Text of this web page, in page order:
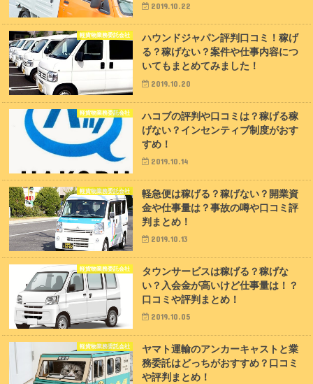
2019.10.22
軽貨物業務委託会社
ハウンドジャパン評判口コミ！稼げ
る？稼げない？案件や仕事内容につ
いてもまとめてみました！
2019.10.20
軽貨物業務委託会社
ハコブの評判や口コミは？稼げる稼
げない？インセンティブ制度がおす
すめ！
2019.10.14
軽貨物業務委託会社
軽急便は稼げる？稼げない？開業資
金や仕事量は？事故の噂や口コミ評
判まとめ！
2019.10.13
軽貨物業務委託会社
タウンサービスは稼げる？稼げな
い？入会金が高いけど仕事量は！？
口コミや評判まとめ！
2019.10.05
軽貨物業務委託会社
ヤマト運輸のアンカーキャストと業
務委託はどっちがおすすめ？口コミ
や評判まとめ！